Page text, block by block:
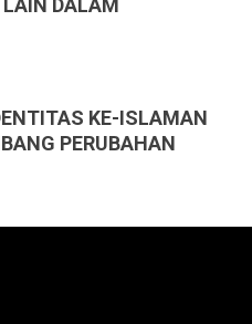
LAIN DALAM
KE-ISLAMAN
PERUBAHAN